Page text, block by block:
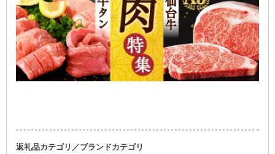
返礼品カテゴリ／ブランドカテゴリ